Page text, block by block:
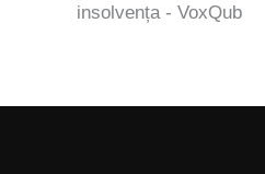
insolvența - VoxQub